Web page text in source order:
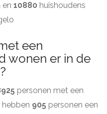
en 10880 huishoudens
een
wonen er in de
personen met een
905 personen een